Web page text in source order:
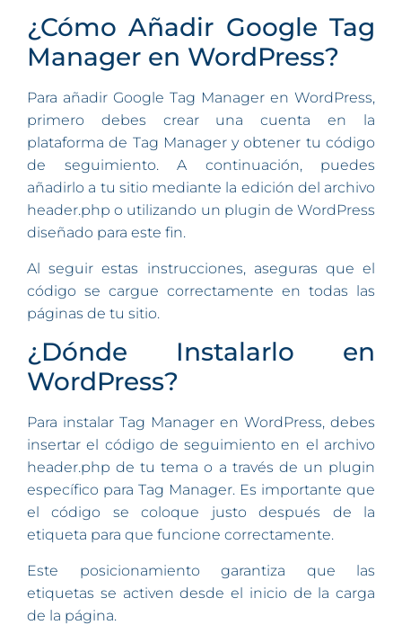
¿Cómo Añadir Google Tag
Manager en WordPress?
Para añadir Google Tag Manager en WordPress,
primero debes crear una cuenta en la
plataforma de Tag Manager y obtener tu código
de seguimiento. A continuación, puedes
añadirlo a tu sitio mediante la edición del archivo
header.php o utilizando un plugin de WordPress
diseñado para este fin.
Al seguir estas instrucciones, aseguras que el
código se cargue correctamente en todas las
páginas de tu sitio.
¿Dónde Instalarlo en
WordPress?
Para instalar Tag Manager en WordPress, debes
insertar el código de seguimiento en el archivo
header.php de tu tema o a través de un plugin
específico para Tag Manager. Es importante que
el código se coloque justo después de la
etiqueta para que funcione correctamente.
Este posicionamiento garantiza que las
etiquetas se activen desde el inicio de la carga
de la página.